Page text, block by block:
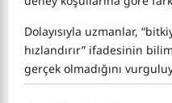
Dolayısıyla uzmanlar,
hızlandırır” ifadesinin
gerçek olmadığını